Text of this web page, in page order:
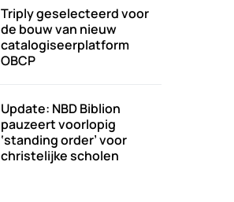
Triply geselecteerd voor
de bouw van nieuw
catalogiseerplatform
OBCP
Update: NBD Biblion
pauzeert voorlopig
‘standing order’ voor
christelijke scholen